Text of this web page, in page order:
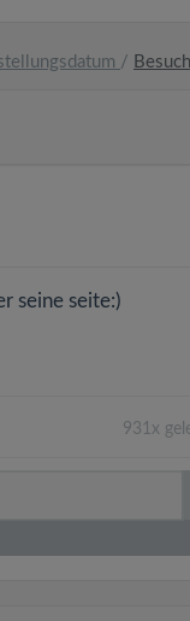
/
seine seite:)
931x